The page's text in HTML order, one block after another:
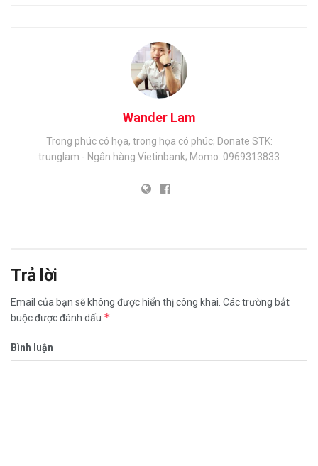
Wander Lam
Trong phúc có họa, trong họa có phúc; Donate STK:
trunglam - Ngân hàng Vietinbank; Momo: 0969313833
Trả lời
Email của bạn sẽ không được hiển thị công khai. Các trường bắt
buộc được đánh dấu *
Bình luận